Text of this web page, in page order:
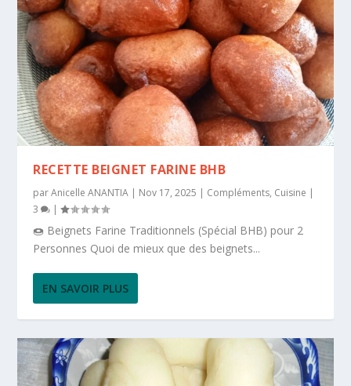
RECETTE BEIGNET FARINE BHB
parAnicelle ANANTIA | Nov 17, 2025 | Compléments, Cuisine |
3
|
🍩 Beignets Farine Traditionnels (Spécial BHB) pour 2
Personnes Quoi de mieux que des beignets...
EN SAVOIR PLUS